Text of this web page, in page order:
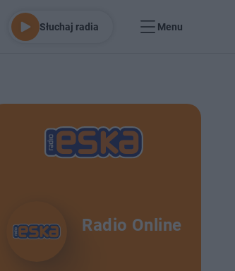
Słuchaj radia Menu
Radio Online